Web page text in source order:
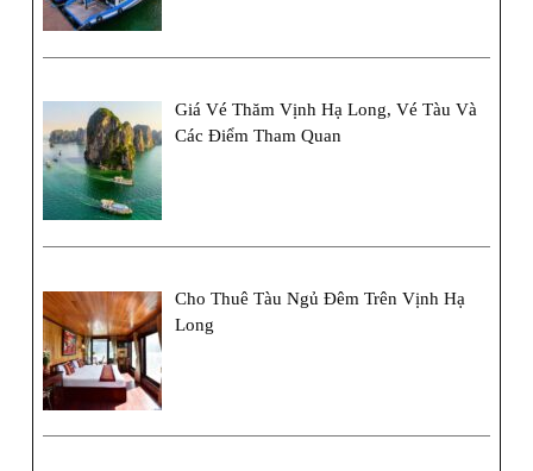
Giá Vé Thăm Vịnh Hạ Long, Vé Tàu Và
Các Điểm Tham Quan
Cho Thuê Tàu Ngủ Đêm Trên Vịnh Hạ
Long